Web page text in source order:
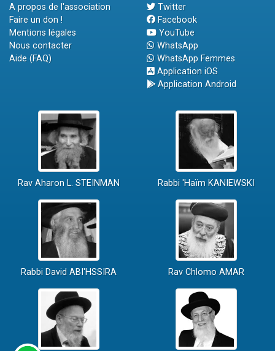
A propos de l'association
Faire un don !
Mentions légales
Nous contacter
Aide (FAQ)
Twitter
Facebook
YouTube
WhatsApp
WhatsApp Femmes
Application iOS
Application Android
Rav Aharon L. STEINMAN Rabbi 'Haïm KANIEWSKI
Rabbi David ABI'HSSIRA Rav Chlomo AMAR